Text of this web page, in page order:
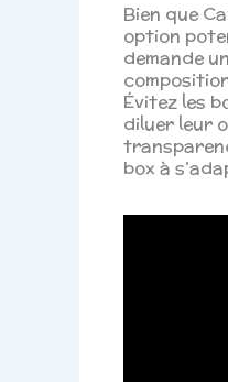
Bien que
option
demande
Évitez les
diluer leur
box à